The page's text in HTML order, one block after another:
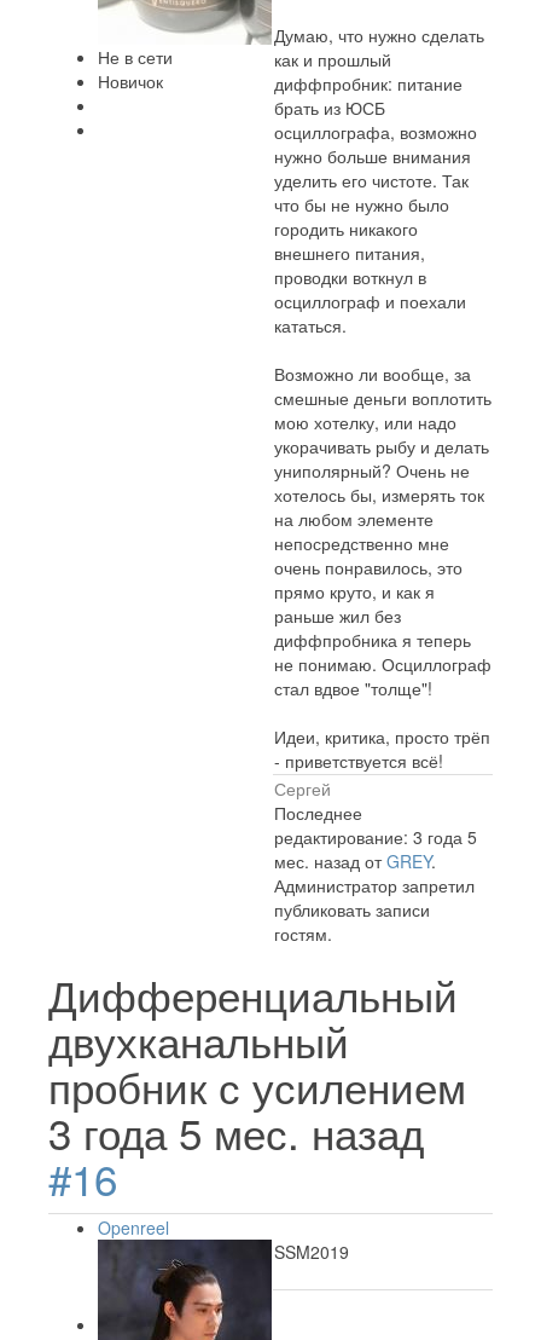
Не в сети
Новичок
Думаю, что нужно сделать
как и прошлый
диффпробник: питание
брать из ЮСБ
осциллографа, возможно
нужно больше внимания
уделить его чистоте. Так
что бы не нужно было
городить никакого
внешнего питания,
проводки воткнул в
осциллограф и поехали
кататься.
Возможно ли вообще, за
смешные деньги воплотить
мою хотелку, или надо
укорачивать рыбу и делать
униполярный? Очень не
хотелось бы, измерять ток
на любом элементе
непосредственно мне
очень понравилось, это
прямо круто, и как я
раньше жил без
диффпробника я теперь
не понимаю. Осциллограф
стал вдвое "толще"!
Идеи, критика, просто трёп
- приветствуется всё!
Сергей
Последнее
редактирование: 3 года 5
мес. назад отGREY.
Администратор запретил
публиковать записи
гостям.
Дифференциальный
двухканальный
пробник с усилением
3 года 5 мес. назад
#16
Openreel
SSM2019